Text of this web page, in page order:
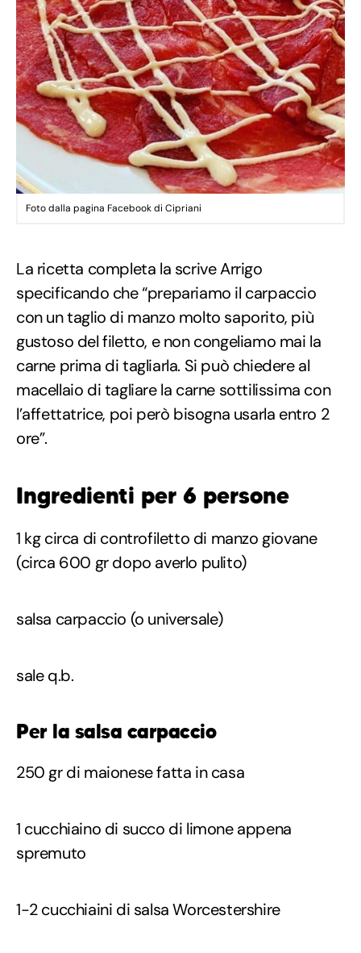
Foto dalla pagina Facebook di Cipriani
La ricetta completa la scrive Arrigo
specificando che “prepariamo il carpaccio
con un taglio di manzo molto saporito, più
gustoso del filetto, e non congeliamo mai la
carne prima di tagliarla. Si può chiedere al
macellaio di tagliare la carne sottilissima con
l’affettatrice, poi però bisogna usarla entro 2
ore”.
Ingredienti per 6 persone
1 kg circa di controfiletto di manzo giovane
(circa 600 gr dopo averlo pulito)
salsa carpaccio (o universale)
sale q.b.
Per la salsa carpaccio
250 gr di maionese fatta in casa
1 cucchiaino di succo di limone appena
spremuto
1-2 cucchiaini di salsa Worcestershire